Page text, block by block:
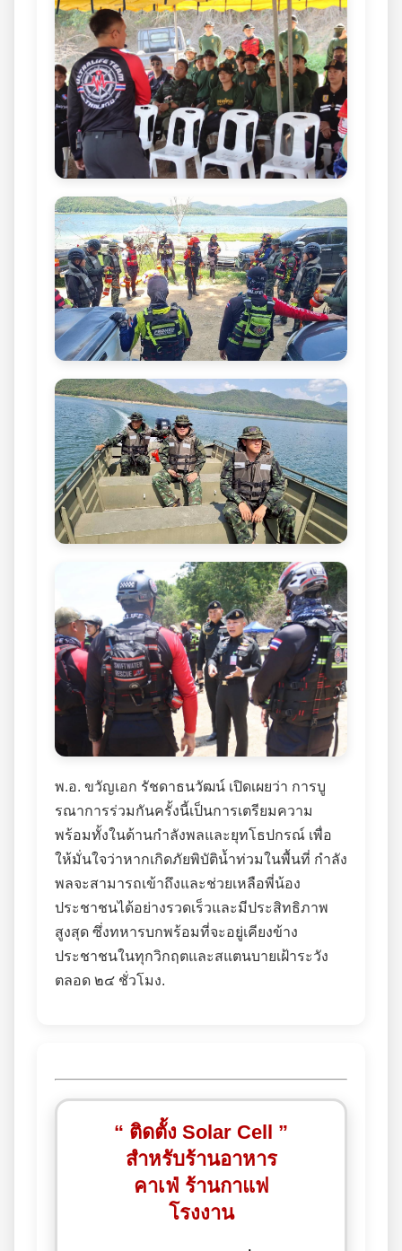
พ.อ. ขวัญเอก รัชดาธนวัฒน์ เปิดเผยว่า การบู
รณาการร่วมกันครั้งนี้เป็นการเตรียมความ
พร้อมทั้งในด้านกำลังพลและยุทโธปกรณ์ เพื่อ
ให้มั่นใจว่าหากเกิดภัยพิบัติน้ำท่วมในพื้นที่ กำลัง
พลจะสามารถเข้าถึงและช่วยเหลือพี่น้อง
ประชาชนได้อย่างรวดเร็วและมีประสิทธิภาพ
สูงสุด ซึ่งทหารบกพร้อมที่จะอยู่เคียงข้าง
ประชาชนในทุกวิกฤตและสแตนบายเฝ้าระวัง
ตลอด ๒๔ ชั่วโมง.
“ ติดตั้ง Solar Cell ”
สำหรับร้านอาหาร
คาเฟ่ ร้านกาแฟ
โรงงาน